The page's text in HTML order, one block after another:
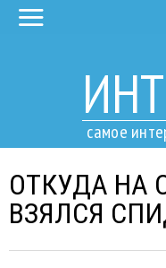
самое
ОТКУДА НА
ВЗЯЛСЯ